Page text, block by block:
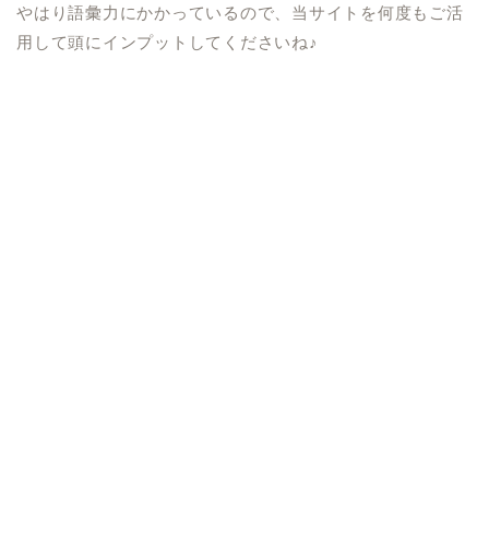
やはり語彙力にかかっているので、当サイトを何度もご活
用して頭にインプットしてくださいね♪